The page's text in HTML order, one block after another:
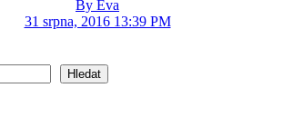
By Eva
31 srpna, 2016 13:39 PM
Hledat